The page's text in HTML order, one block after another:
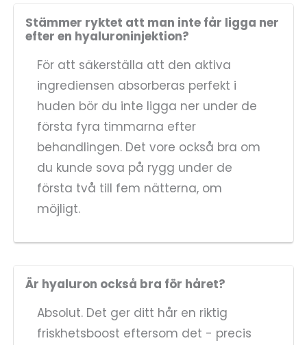
Stämmer ryktet att man inte får ligga ner
efter en hyaluroninjektion?
För att säkerställa att den aktiva
ingrediensen absorberas perfekt i
huden bör du inte ligga ner under de
första fyra timmarna efter
behandlingen. Det vore också bra om
du kunde sova på rygg under de
första två till fem nätterna, om
möjligt.
Är hyaluron också bra för håret?
Absolut. Det ger ditt hår en riktig
friskhetsboost eftersom det - precis